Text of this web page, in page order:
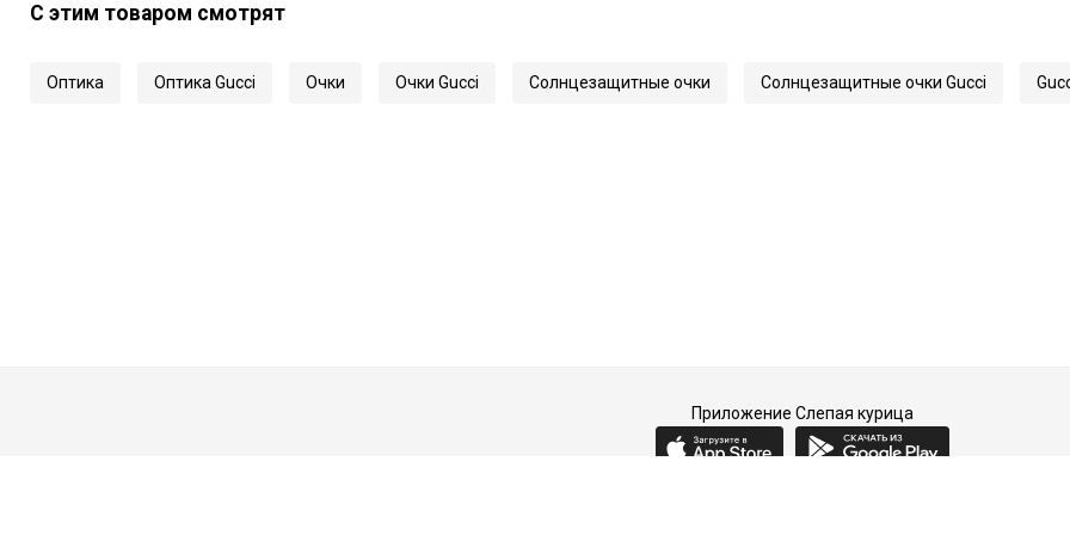
Длина заушника
Артикул
1695S
С этим товаром смотрят
Оптика Оптика Gucci Очки Очки Gucci Солнцезащитные очки Солнцезащитные очки Gucci
Приложение Слепая курица